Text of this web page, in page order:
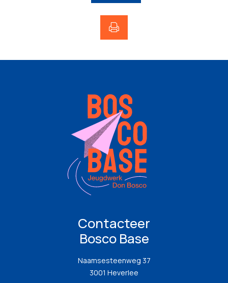
Contacteer
Bosco Base
Naamsesteenweg 37
3001 Heverlee